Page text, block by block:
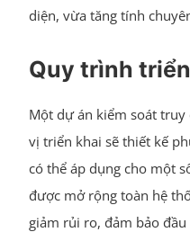
diện, vừa tăng tính
Quy trình
Một dự án kiểm soát truy
vị triển khai sẽ thiết kế
có thể áp dụng cho một
được mở rộng toàn hệ
giảm rủi ro, đảm bảo